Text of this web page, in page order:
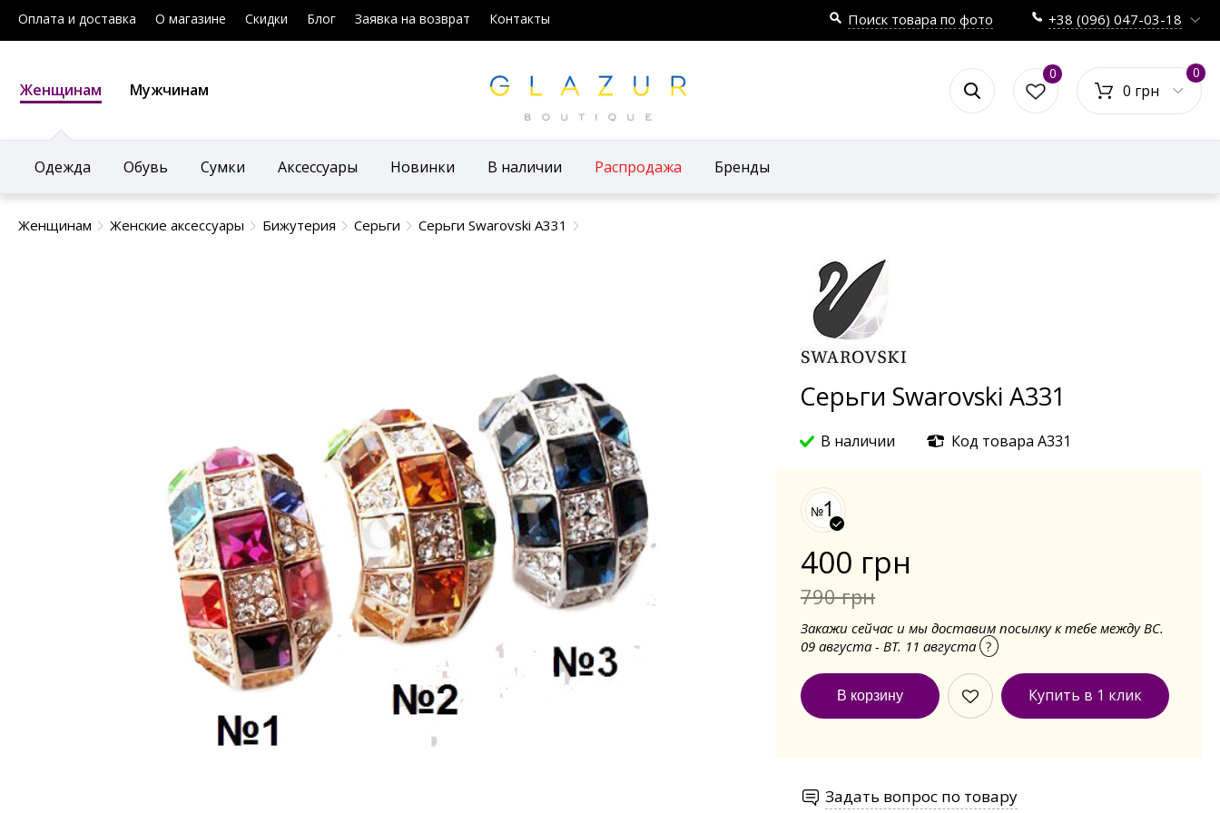
Оплата и доставка О магазине Скидки Блог Заявка на возврат Контакты Поиск товара по фото +38 (096) 047-03-18
Женщинам
Одежда Обувь Сумки Аксессуары Новинки В наличии Распродажа Бренды
Мужчинам
0
0 грн
0
Женщинам Женские аксессуары Бижутерия Серьги Серьги Swarovski А331
Серьги Swarovski А331
В наличии Код товара А331
400 грн
790 грн
Закажи сейчас и мы доставим посылку к тебе между ВС.
09 августа - ВТ. 11 августа ?
Купить в 1 клик
Задать вопрос по товару